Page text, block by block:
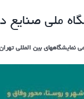
ملی صنایع